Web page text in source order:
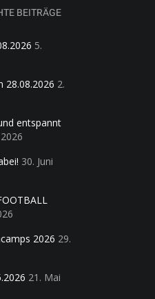
BEITRÄGE
5.
28.08.2026 2.
entspannt
30. Juni
2026 29.
21. Mai